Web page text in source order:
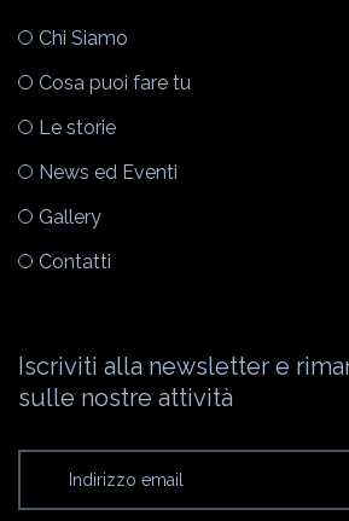
Chi Siamo
Cosa puoi fare tu
Le storie
News ed Eventi
Gallery
Contatti
Iscriviti alla newsletter e
sulle nostre attività